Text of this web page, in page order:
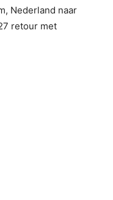
Nederland naar
retour met